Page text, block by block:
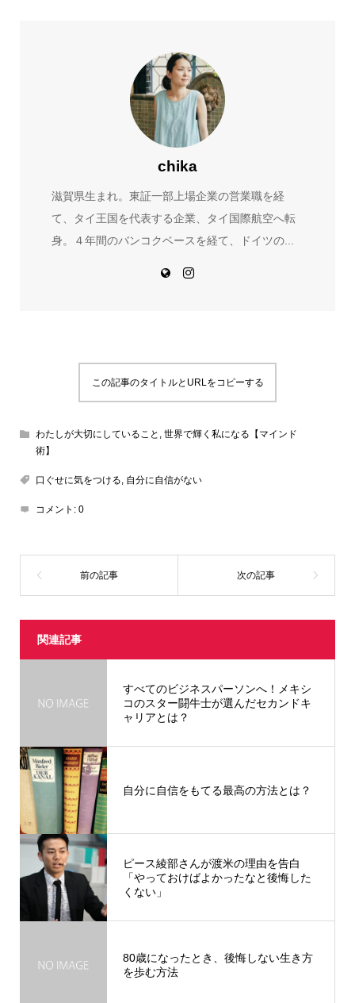
chika
滋賀県生まれ。東証一部上場企業の営業職を経
て、タイ王国を代表する企業、タイ国際航空へ転
身。４年間のバンコクベースを経て、ドイツの...
この記事のタイトルとURLをコピーする
わたしが大切にしていること , 世界で輝く私になる【マインド
術】
口ぐせに気をつける, 自分に自信がない
コメント: 0
関連記事
すべてのビジネスパーソンへ！メキシ
コのスター闘牛士が選んだセカンドキ
ャリアとは？
自分に自信をもてる最高の方法とは？
ピース綾部さんが渡米の理由を告白
「やっておけばよかったなと後悔した
くない」
80歳になったとき、後悔しない生き方
を歩む方法